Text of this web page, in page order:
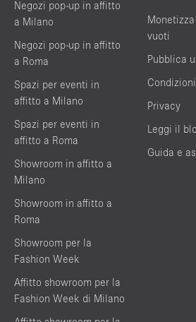
Negozi pop-up in affitto
a Milano
Negozi pop-up in affitto
a Roma
Spazi per eventi in
affitto a Milano
Spazi per eventi in
affitto a Roma
Showroom in affitto a
Milano
Showroom in affitto a
Roma
Showroom per la
Fashion Week
Affitto showroom per la
Fashion Week di Milano
vuoti
Pubblica
Privacy
Leggi il
Guida e